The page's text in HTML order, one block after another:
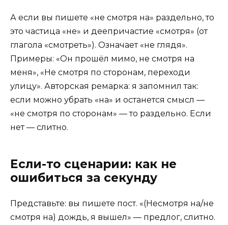
А если вы пишете «не смотря на» раздельно, то
это частица «не» и деепричастие «смотря» (от
глагола «смотреть»). Означает «не глядя».
Примеры: «Он прошёл мимо, не смотря на
меня», «Не смотря по сторонам, переходи
улицу». Авторская ремарка: я запомнил так:
если можно убрать «на» и останется смысл —
«не смотря по сторонам» — то раздельно. Если
нет — слитно.
Если-то сценарии: как не
ошибиться за секунду
Представьте: вы пишете пост. «(Несмотря на/не
смотря на) дождь, я вышел» — предлог, слитно.